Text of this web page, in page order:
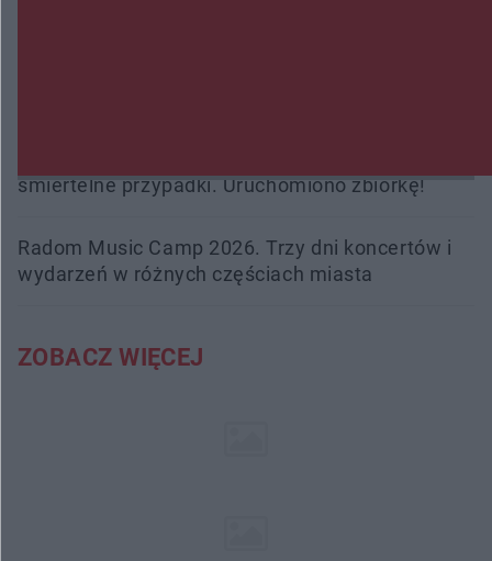
śmiertelne przypadki. Uruchomiono zbiórkę!
Radom Music Camp 2026. Trzy dni koncertów i
wydarzeń w różnych częściach miasta
ZOBACZ WIĘCEJ